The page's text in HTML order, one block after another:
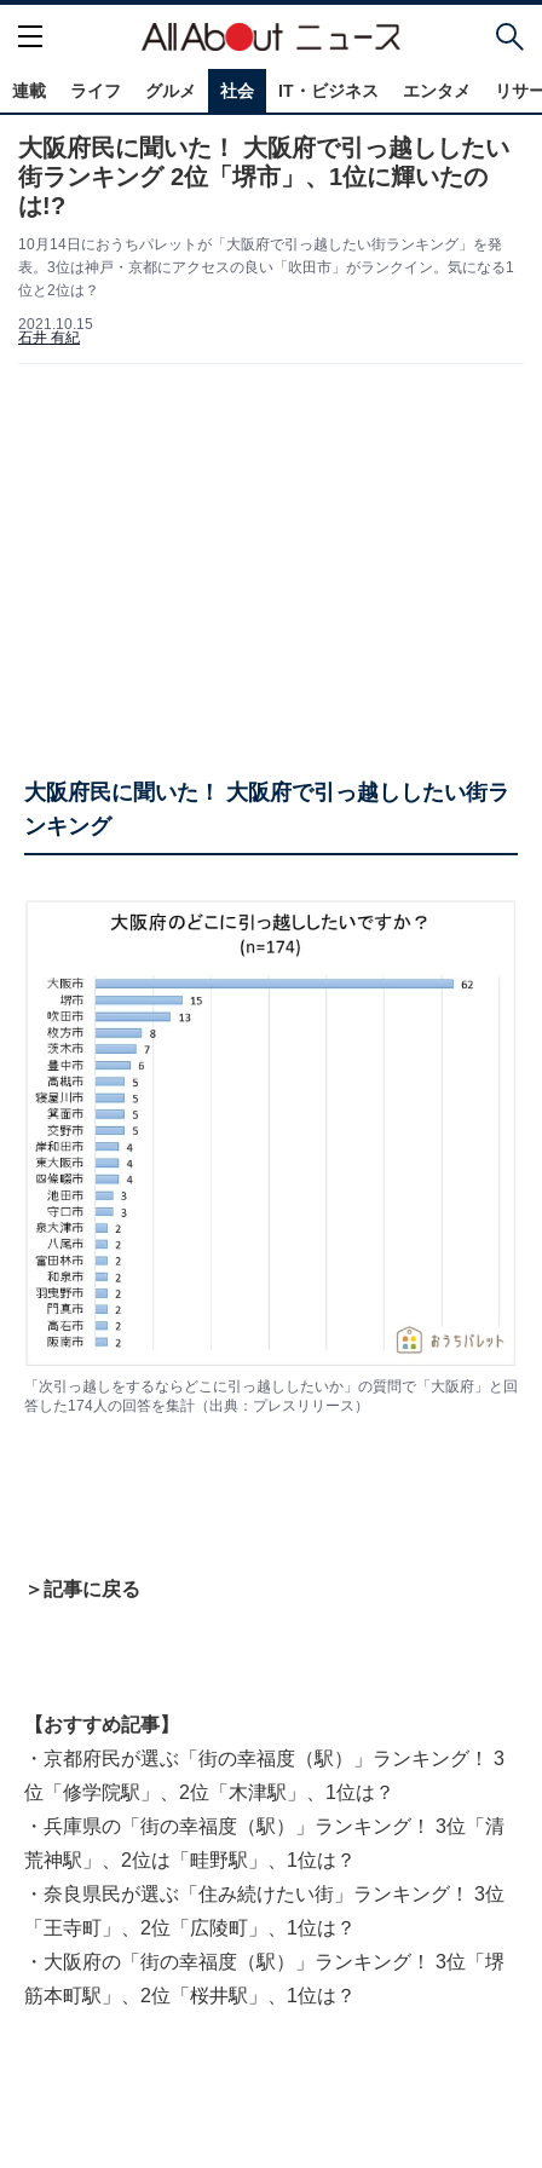
連載 ライフ グルメ 社会 IT・ビジネス エンタメ リサ
大阪府民に聞いた！ 大阪府で引っ越ししたい
街ランキング 2位「堺市」、1位に輝いたの
は!?
10月14日におうちパレットが「大阪府で引っ越したい街ランキング」を発
表。3位は神戸・京都にアクセスの良い「吹田市」がランクイン。気になる1
位と2位は？
2021.10.15
石井 有紀
大阪府民に聞いた！ 大阪府で引っ越ししたい街ラ
ンキング
「次引っ越しをするならどこに引っ越ししたいか」の質問で「大阪府」と回
答した174人の回答を集計（出典：プレスリリース）
＞記事に戻る
【おすすめ記事】
・京都府民が選ぶ「街の幸福度（駅）」ランキング！ 3
位「修学院駅」、2位「木津駅」、1位は？
・兵庫県の「街の幸福度（駅）」ランキング！ 3位「清
荒神駅」、2位は「畦野駅」、1位は？
・奈良県民が選ぶ「住み続けたい街」ランキング！ 3位
「王寺町」、2位「広陵町」、1位は？
・大阪府の「街の幸福度（駅）」ランキング！ 3位「堺
筋本町駅」、2位「桜井駅」、1位は？